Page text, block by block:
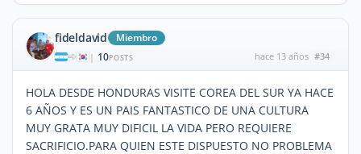
fideldavid Miembro
| 10POSTS hace 13 años #34
HOLA DESDE HONDURAS VISITE COREA DEL SUR YA HACE
6 AÑOS Y ES UN PAIS FANTASTICO DE UNA CULTURA
MUY GRATA MUY DIFICIL LA VIDA PERO REQUIERE
SACRIFICIO.PARA QUIEN ESTE DISPUESTO NO PROBLEMA